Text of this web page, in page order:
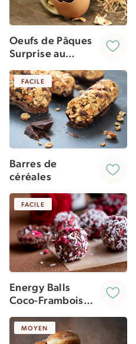
Oeufs de Pâques
Surprise au
Moelleux
FACILE
Barres de
céréales
FACILE
Energy Balls
Coco-Framboises
MOYEN